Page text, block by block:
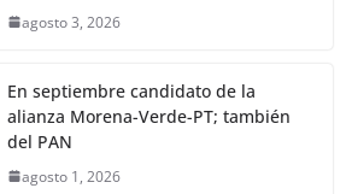
agosto 3, 2026
En septiembre candidato de la
alianza Morena-Verde-PT; también
del PAN
agosto 1, 2026